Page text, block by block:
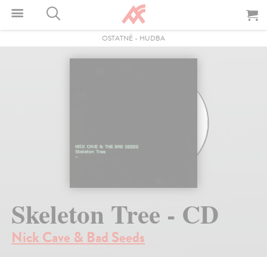
OSTATNÉ - HUDBA
Skeleton Tree - CD
Nick Cave & Bad Seeds